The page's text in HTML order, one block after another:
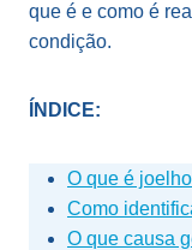
que é e como é
condição.
ÍNDICE:
O que é
Como
O que causa